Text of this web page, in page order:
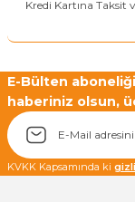
Kredi Kartına Taksit
E-Bülten
haberiniz olsun,
KVKK Kapsamında ki